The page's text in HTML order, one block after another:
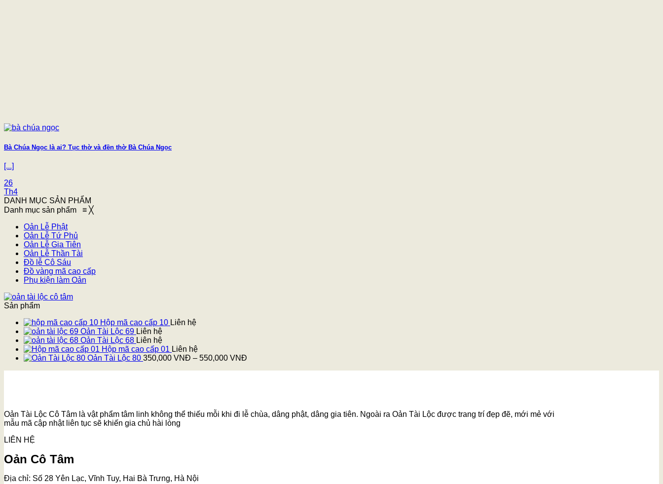
Bà Chúa Ngọc là ai? Tục thờ và đền thờ Bà Chúa Ngọc
[...]
26
Th4
DANH MỤC SẢN PHẨM
Danh mục sản phẩm ≡ ╳
Oản Lễ Phật
Oản Lễ Tứ Phủ
Oản Lễ Gia Tiên
Oản Lễ Thần Tài
Đồ lễ Cô Sáu
Đồ vàng mã cao cấp
Phụ kiện làm Oản
Sản phẩm
Hộp mã cao cấp 10 Liên hệ
Oản Tài Lộc 69 Liên hệ
Oản Tài Lộc 68 Liên hệ
Hộp mã cao cấp 01 Liên hệ
Oản Tài Lộc 80 350,000 VNĐ – 550,000 VNĐ
Oản Tài Lộc Cô Tâm là vật phẩm tâm linh không thể thiếu mỗi khi đi lễ chùa, dâng phật, dâng gia tiên. Ngoài ra Oản Tài Lộc được trang trí đẹp đẽ, mới mẻ với
mẫu mã cập nhật liên tục sẽ khiến gia chủ hài lòng
LIÊN HỆ
Oản Cô Tâm
Địa chỉ: Số 28 Yên Lạc, Vĩnh Tuy, Hai Bà Trưng, Hà Nội